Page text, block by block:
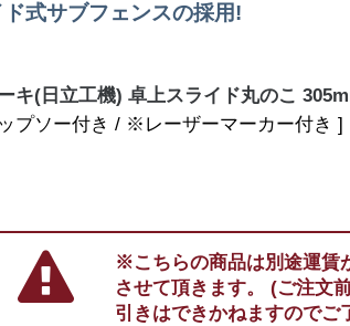
ド式サブフェンスの採用!
キ(日立工機) 卓上スライド丸のこ
プソー付き / ※レーザーマーカー付き ]
※こちらの商品は別途運賃
させて頂きます。
(ご注文
引きはできかねますのでご